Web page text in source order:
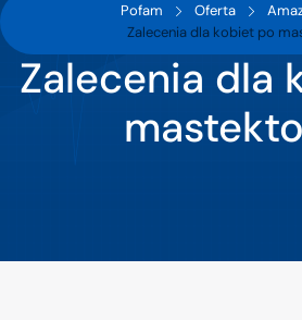
Pofam Oferta
Zalecenia dla kobiet po
Zalecenia dla